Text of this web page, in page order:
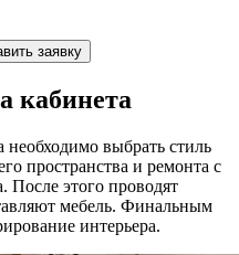
заявку
кабинета
необходимо выбрать стиль
пространства и ремонта с
После этого проводят
мебель. Финальным
интерьера.